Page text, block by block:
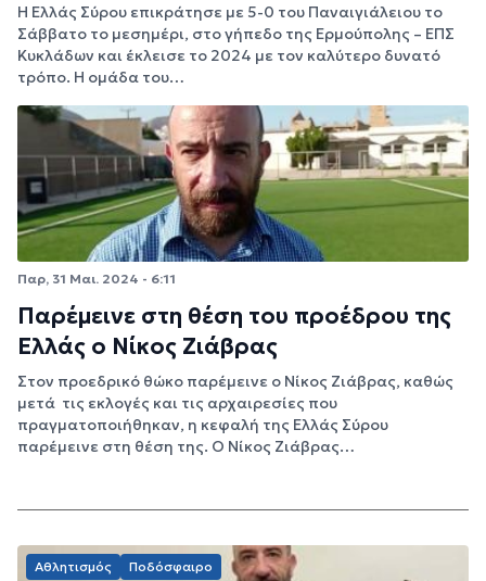
Η Ελλάς Σύρου επικράτησε με 5-0 του Παναιγιάλειου το
Σάββατο το μεσημέρι, στο γήπεδο της Ερμούπολης – ΕΠΣ
Κυκλάδων και έκλεισε το 2024 με τον καλύτερο δυνατό
τρόπο. Η ομάδα του…
Παρ, 31 Μαι. 2024 - 6:11
Παρέμεινε στη θέση του προέδρου της
Ελλάς ο Νίκος Ζιάβρας
Στον προεδρικό θώκο παρέμεινε ο Νίκος Ζιάβρας, καθώς
μετά τις εκλογές και τις αρχαιρεσίες που
πραγματοποιήθηκαν, η κεφαλή της Ελλάς Σύρου
παρέμεινε στη θέση της. Ο Νίκος Ζιάβρας…
Αθλητισμός Ποδόσφαιρο